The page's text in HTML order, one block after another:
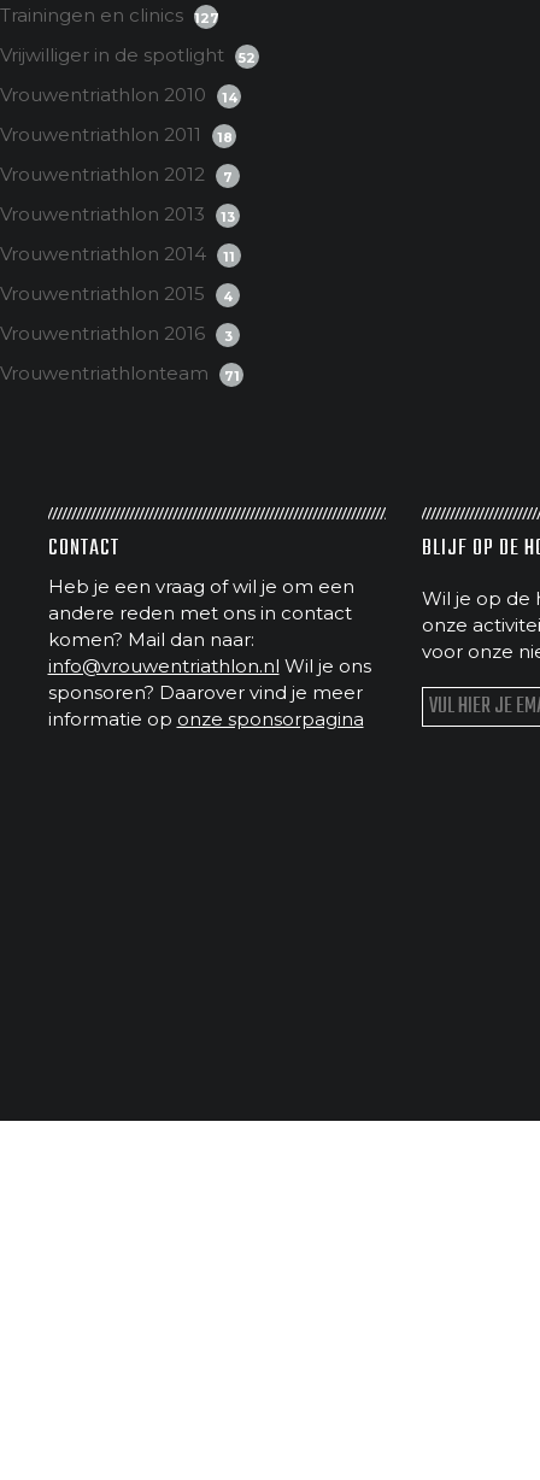
Trainingen en clinics 127
Vrijwilliger in de spotlight 52
Vrouwentriathlon 2010 14
Vrouwentriathlon 2011 18
Vrouwentriathlon 2012 7
Vrouwentriathlon 2013 13
Vrouwentriathlon 2014 11
Vrouwentriathlon 2015 4
Vrouwentriathlon 2016 3
Vrouwentriathlonteam 71
CONTACT
Heb je een vraag of wil je om een
andere reden met ons in contact
komen? Mail dan naar:
info@vrouwentriathlon.nl Wil je ons
sponsoren? Daarover vind je meer
informatie op onze sponsorpagina
BLIJF OP DE
Wil je op de
onze
voor onze